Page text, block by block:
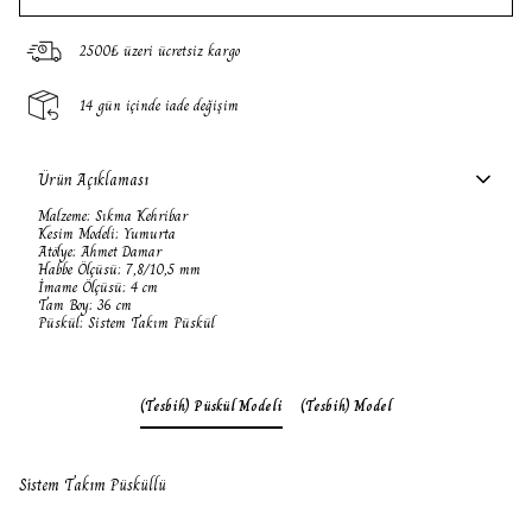
2500₺ üzeri ücretsiz kargo
14 gün içinde iade değişim
Ürün Açıklaması
Malzeme: Sıkma Kehribar
Kesim Modeli: Yumurta
Atölye: Ahmet Damar
Habbe Ölçüsü: 7,8/10,5 mm
İmame Ölçüsü: 4 cm
Tam Boy: 36 cm
Püskül: Sistem Takım Püskül
(Tesbih) Püskül Modeli (Tesbih) Model
Sistem Takım Püsküllü